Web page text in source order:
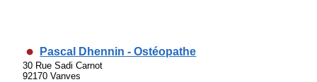
Pascal Dhennin - Ostéopathe
30 Rue Sadi Carnot
92170 Vanves